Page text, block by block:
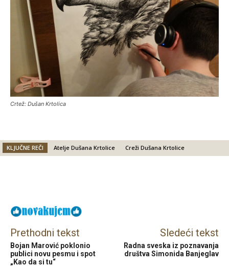
Crtež: Dušan Krtolica
KLJUČNE REČI Atelje Dušana Krtolice Creži Dušana Krtolice
Prethodni tekst
Bojan Marović poklonio
publici novu pesmu i spot
„Kao da si tu“
Sledeći tekst
Radna sveska iz poznavanja
društva Simonida Banjeglav